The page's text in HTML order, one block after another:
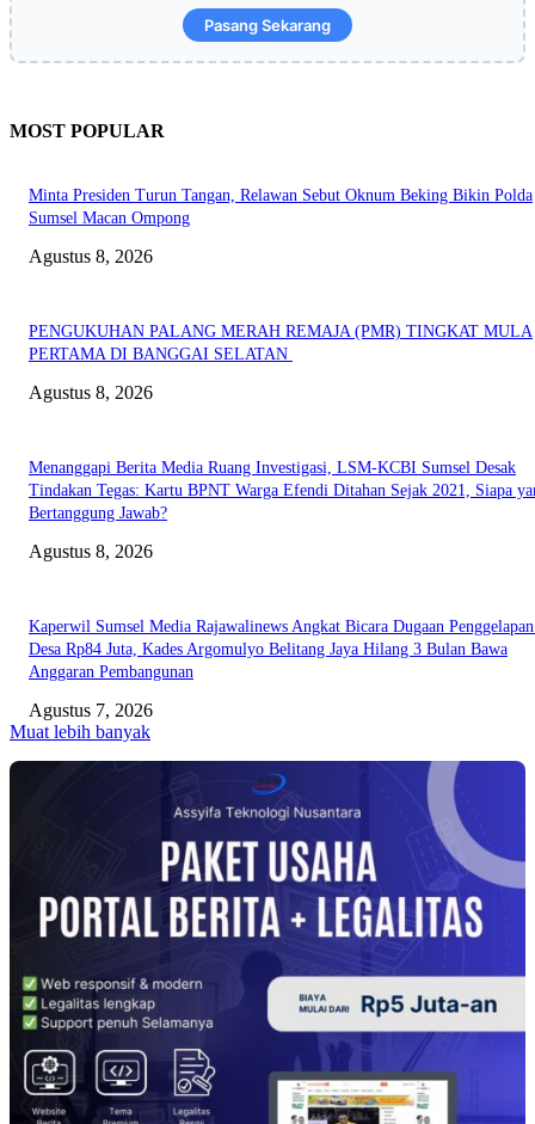
Pasang Sekarang
MOST POPULAR
Minta Presiden Turun Tangan, Relawan Sebut Oknum Beking Bikin Polda
Sumsel Macan Ompong
Agustus 8, 2026
PENGUKUHAN PALANG MERAH REMAJA (PMR) TINGKAT MULA
PERTAMA DI BANGGAI SELATAN
Agustus 8, 2026
Menanggapi Berita Media Ruang Investigasi, LSM-KCBI Sumsel Desak
Tindakan Tegas: Kartu BPNT Warga Efendi Ditahan Sejak 2021, Siapa
Bertanggung Jawab?
Agustus 8, 2026
Kaperwil Sumsel Media Rajawalinews Angkat Bicara Dugaan
Desa Rp84 Juta, Kades Argomulyo Belitang Jaya Hilang 3 Bulan Bawa
Anggaran Pembangunan
Agustus 7, 2026
Muat lebih banyak